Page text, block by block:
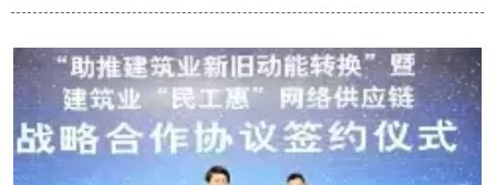
筑业始祖鲁班的发明创造和传奇故事，近距离感受精益求精、创新、
筑人在新的发展时期“用品质打造建筑行业第一品牌”的责任担当。